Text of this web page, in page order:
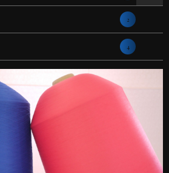
2
4